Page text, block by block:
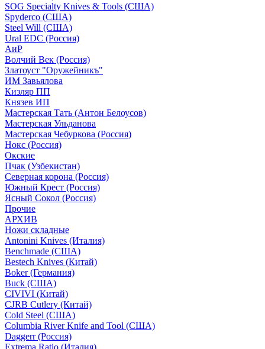
SOG Specialty Knives & Tools (США)
Spyderco (США)
Steel Will (США)
Ural EDC (Россия)
АиР
Волчий Век (Россия)
Златоуст "Оружейникъ"
ИМ Завьялова
Кизляр ПП
Князев ИП
Мастерская Тать (Антон Белоусов)
Мастерская Ульданова
Мастерская Чебуркова (Россия)
Нокс (Россия)
Окские
Пчак (Узбекистан)
Северная корона (Россия)
Южный Крест (Россия)
Ясный Сокол (Россия)
Прочие
АРХИВ
Ножи складные
Antonini Knives (Италия)
Benchmade (США)
Bestech Knives (Китай)
Boker (Германия)
Buck (США)
CIVIVI (Китай)
CJRB Cutlery (Китай)
Cold Steel (США)
Columbia River Knife and Tool (США)
Daggerr (Россия)
Extrema Ratio (Италия)